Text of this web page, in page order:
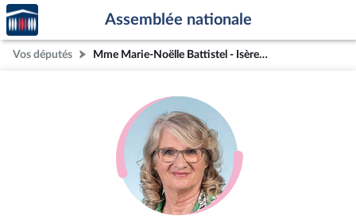
Aller au contenu
Aller en bas de la page
Accèder
à la
page
d'accueil
Assemblée nationale
Vos députés Mme Marie-Noëlle Battistel - Isère (4e circonscription)